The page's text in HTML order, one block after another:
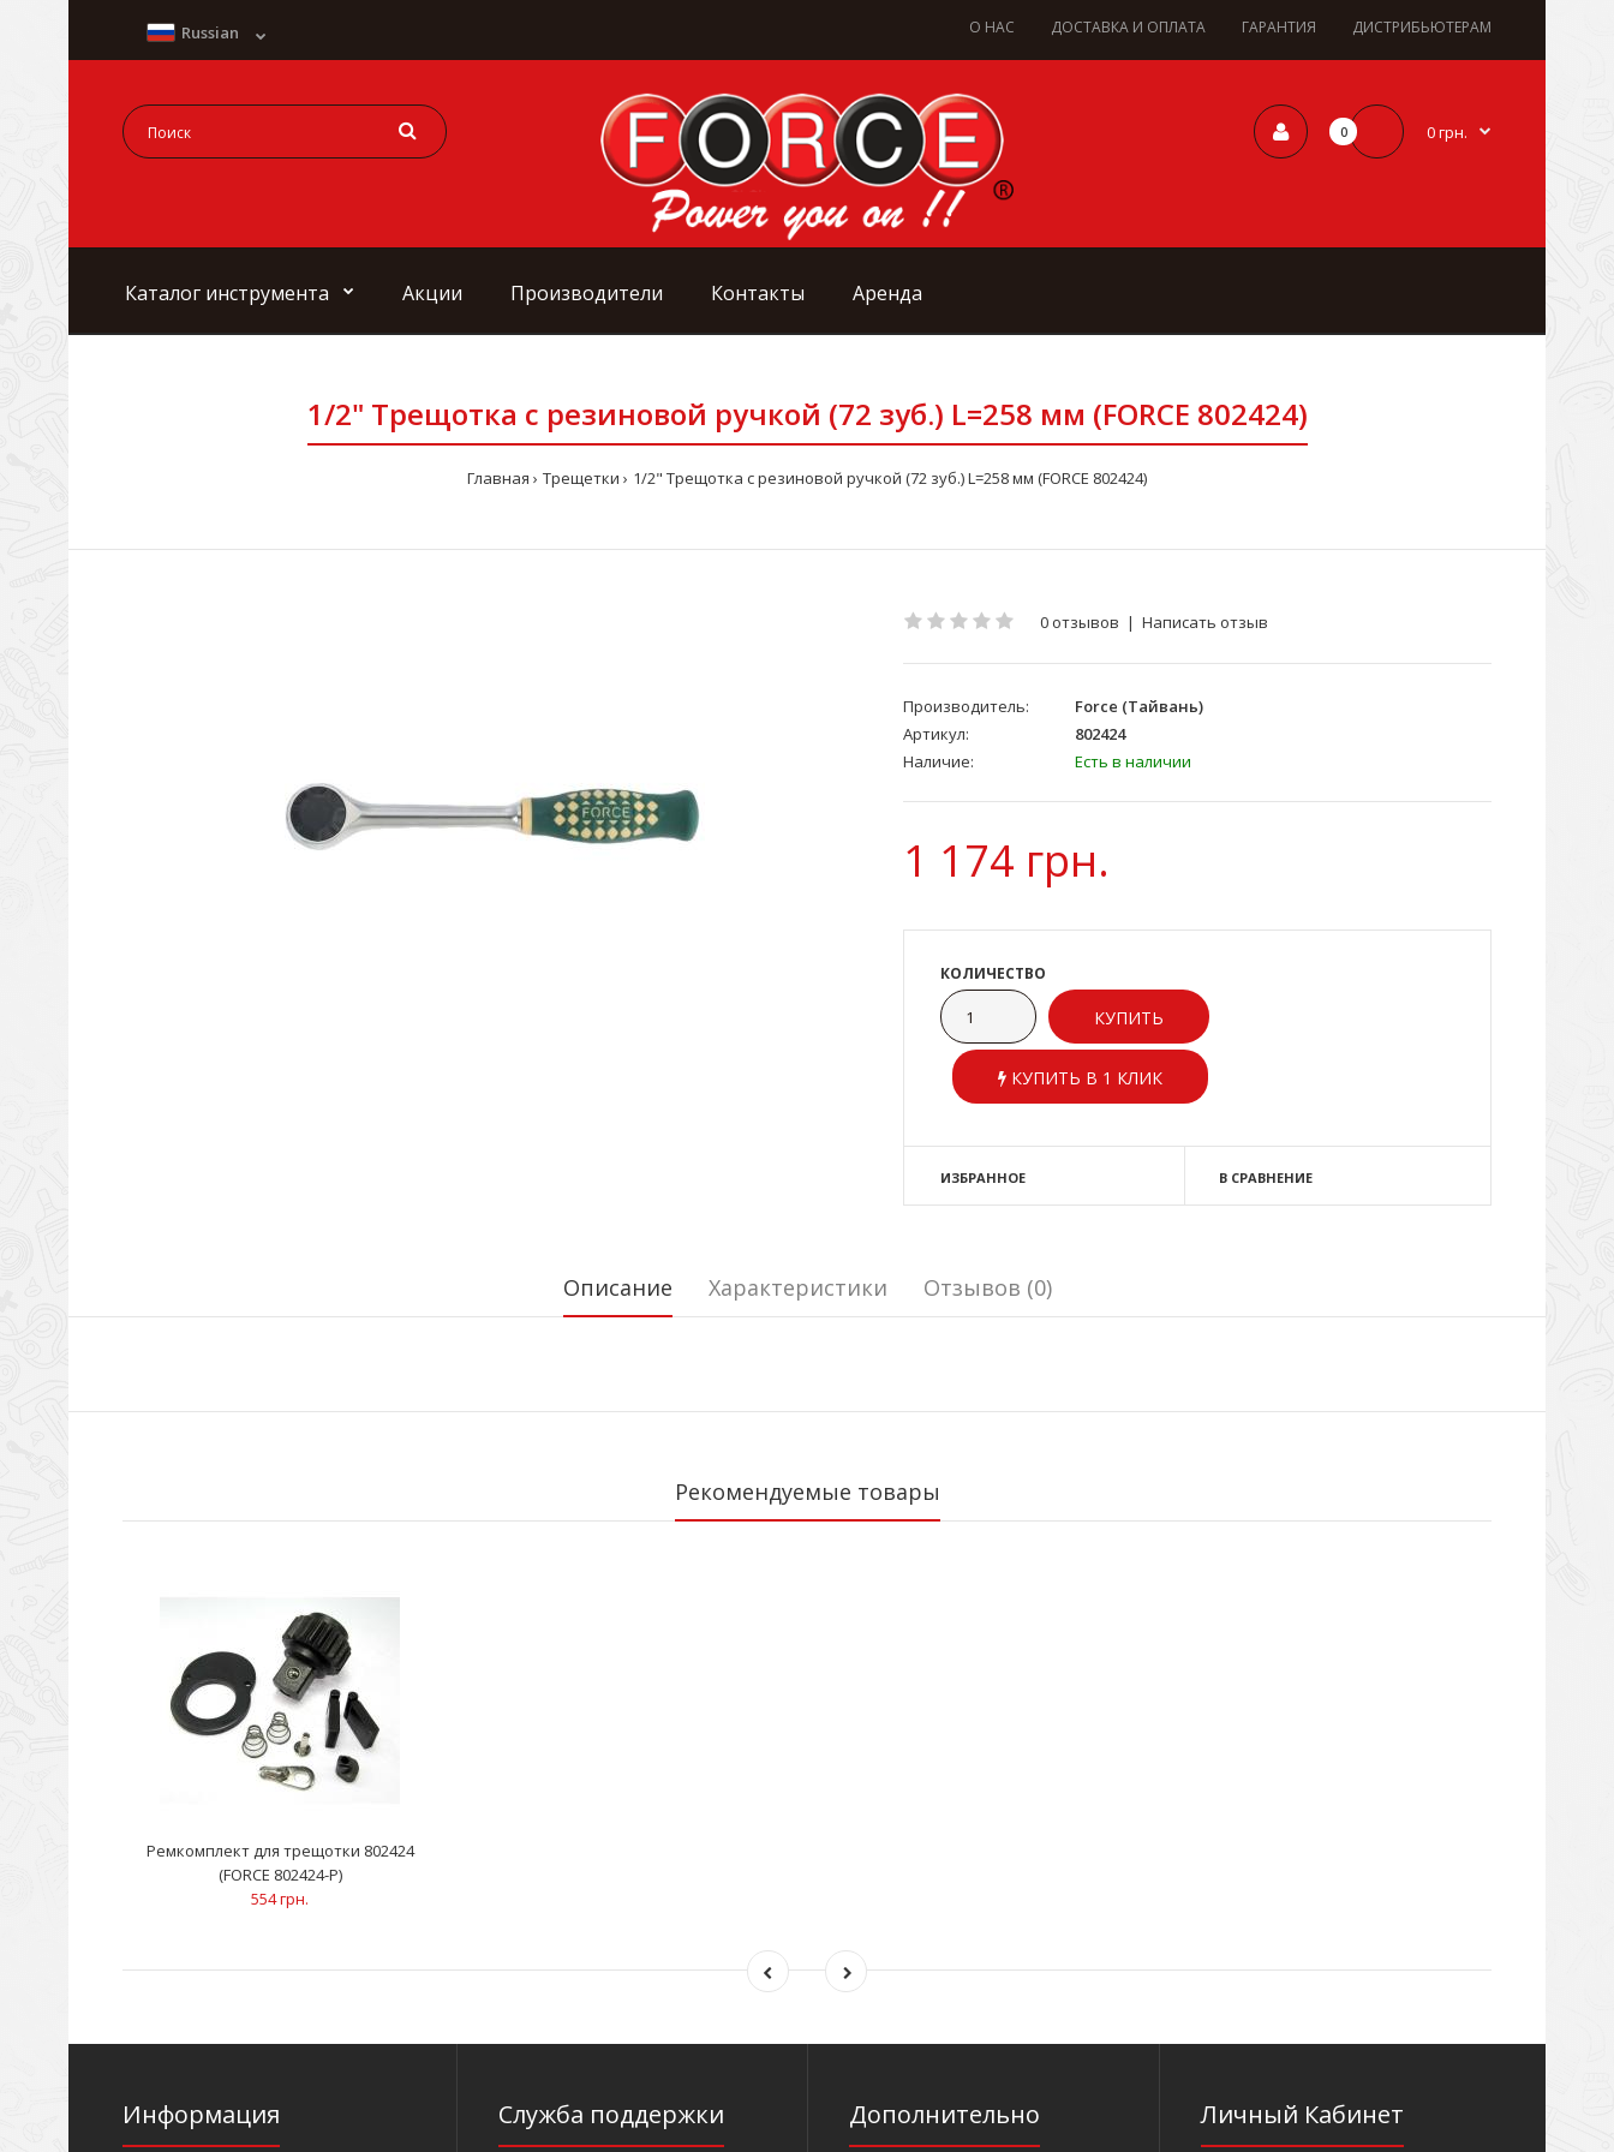
О НАС ДОСТАВКА И ОПЛАТА ГАРАНТИЯ ДИСТРИБЬЮТЕРАМ
Russian
0 0 грн.
Каталог инструмента Акции Производители Контакты Аренда
1/2" Трещотка с резиновой ручкой (72 зуб.) L=258 мм (FORCE 802424)
Главная Трещетки 1/2" Трещотка с резиновой ручкой (72 зуб.) L=258 мм (FORCE 802424)
0 отзывов | Написать отзыв
Производитель:
Force (Тайвань)
Артикул:
802424
Наличие:
Есть в наличии
1 174 грн.
КОЛИЧЕСТВО
КУПИТЬ В 1 КЛИК
ИЗБРАННОЕ В СРАВНЕНИЕ
Описание Характеристики Отзывов (0)
Рекомендуемые товары
Ремкомплект для трещотки 802424
(FORCE 802424-P)
554 грн.
Информация Служба поддержки Дополнительно Личный Кабинет